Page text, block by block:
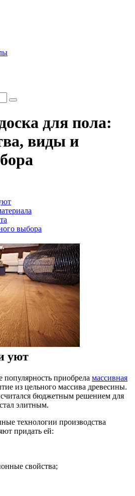
для пола:
виды и
выбора
уют
популярность приобрела массивная
из цельного массива древесины.
бюджетным решением для
элитным.
технологии производства
придать ей:
свойства;